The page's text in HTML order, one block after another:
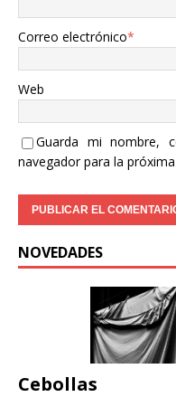
Correo electrónico*
Web
Guarda mi nombre,
navegador para la
NOVEDADES
Cebollas